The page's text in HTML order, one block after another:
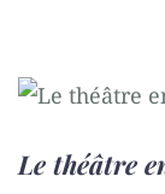
Le théâtre